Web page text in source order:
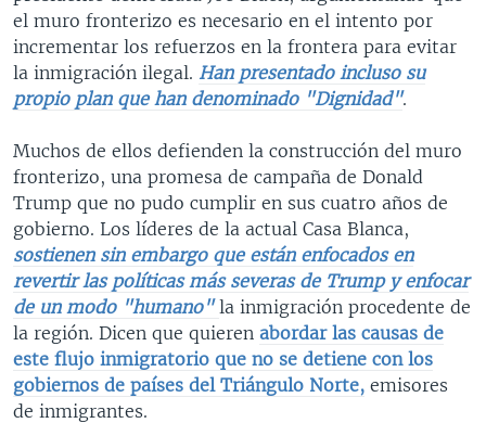
el muro fronterizo es necesario en el intento por
incrementar los refuerzos en la frontera para evitar
la inmigración ilegal. Han presentado incluso su
propio plan que han denominado "Dignidad".
Muchos de ellos defienden la construcción del muro
fronterizo, una promesa de campaña de Donald
Trump que no pudo cumplir en sus cuatro años de
gobierno. Los líderes de la actual Casa Blanca,
sostienen sin embargo que están enfocados en
revertir las políticas más severas de Trump y enfocar
de un modo "humano"la inmigración procedente de
la región. Dicen que quieren abordar las causas de
este flujo inmigratorio que no se detiene con los
gobiernos de países del Triángulo Norte, emisores
de inmigrantes.